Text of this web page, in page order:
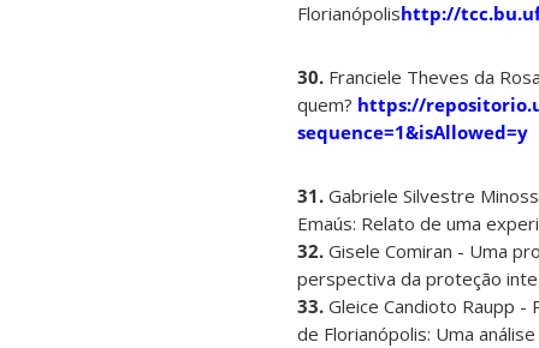
Florianópolishttp://
30. Franciele Theves da
quem? https://
sequence=1&isAllowed=y
31. Gabriele Silvestre
Emaús: Relato de uma
32. Gisele Comiran - Uma
perspectiva da proteção
33. Gleice Candioto Raupp -
de Florianópolis: Uma